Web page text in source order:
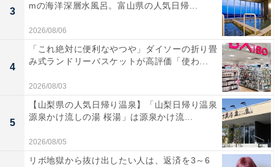
3
mの海洋深層水風呂。富山県の人気日帰...
2026/08/06
4
「これ絶対に便利なやつや」ダイソーの折り畳
み式ランドリーバスケットが高評価「使わ...
2026/08/03
5
【山梨県の人気日帰り温泉】「山梨日帰り温泉
源泉かけ流しの湯 桜湯」は源泉かけ流...
2026/08/05
リボ地獄から抜け出したい人は、返済を3～6